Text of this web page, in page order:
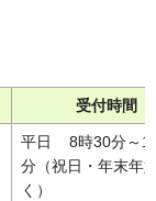
受付時間
平日 8時30分～
分（祝日・年末年
く）